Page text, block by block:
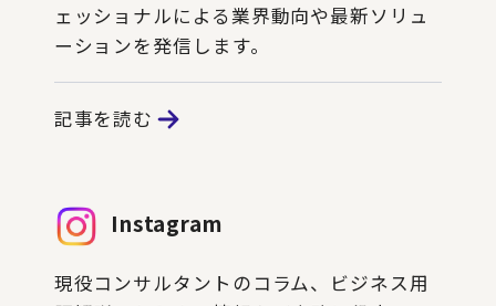
ェッショナルによる業界動向や最新ソリュ
ーションを発信します。
記事を読む
Instagram
現役コンサルタントのコラム、ビジネス用